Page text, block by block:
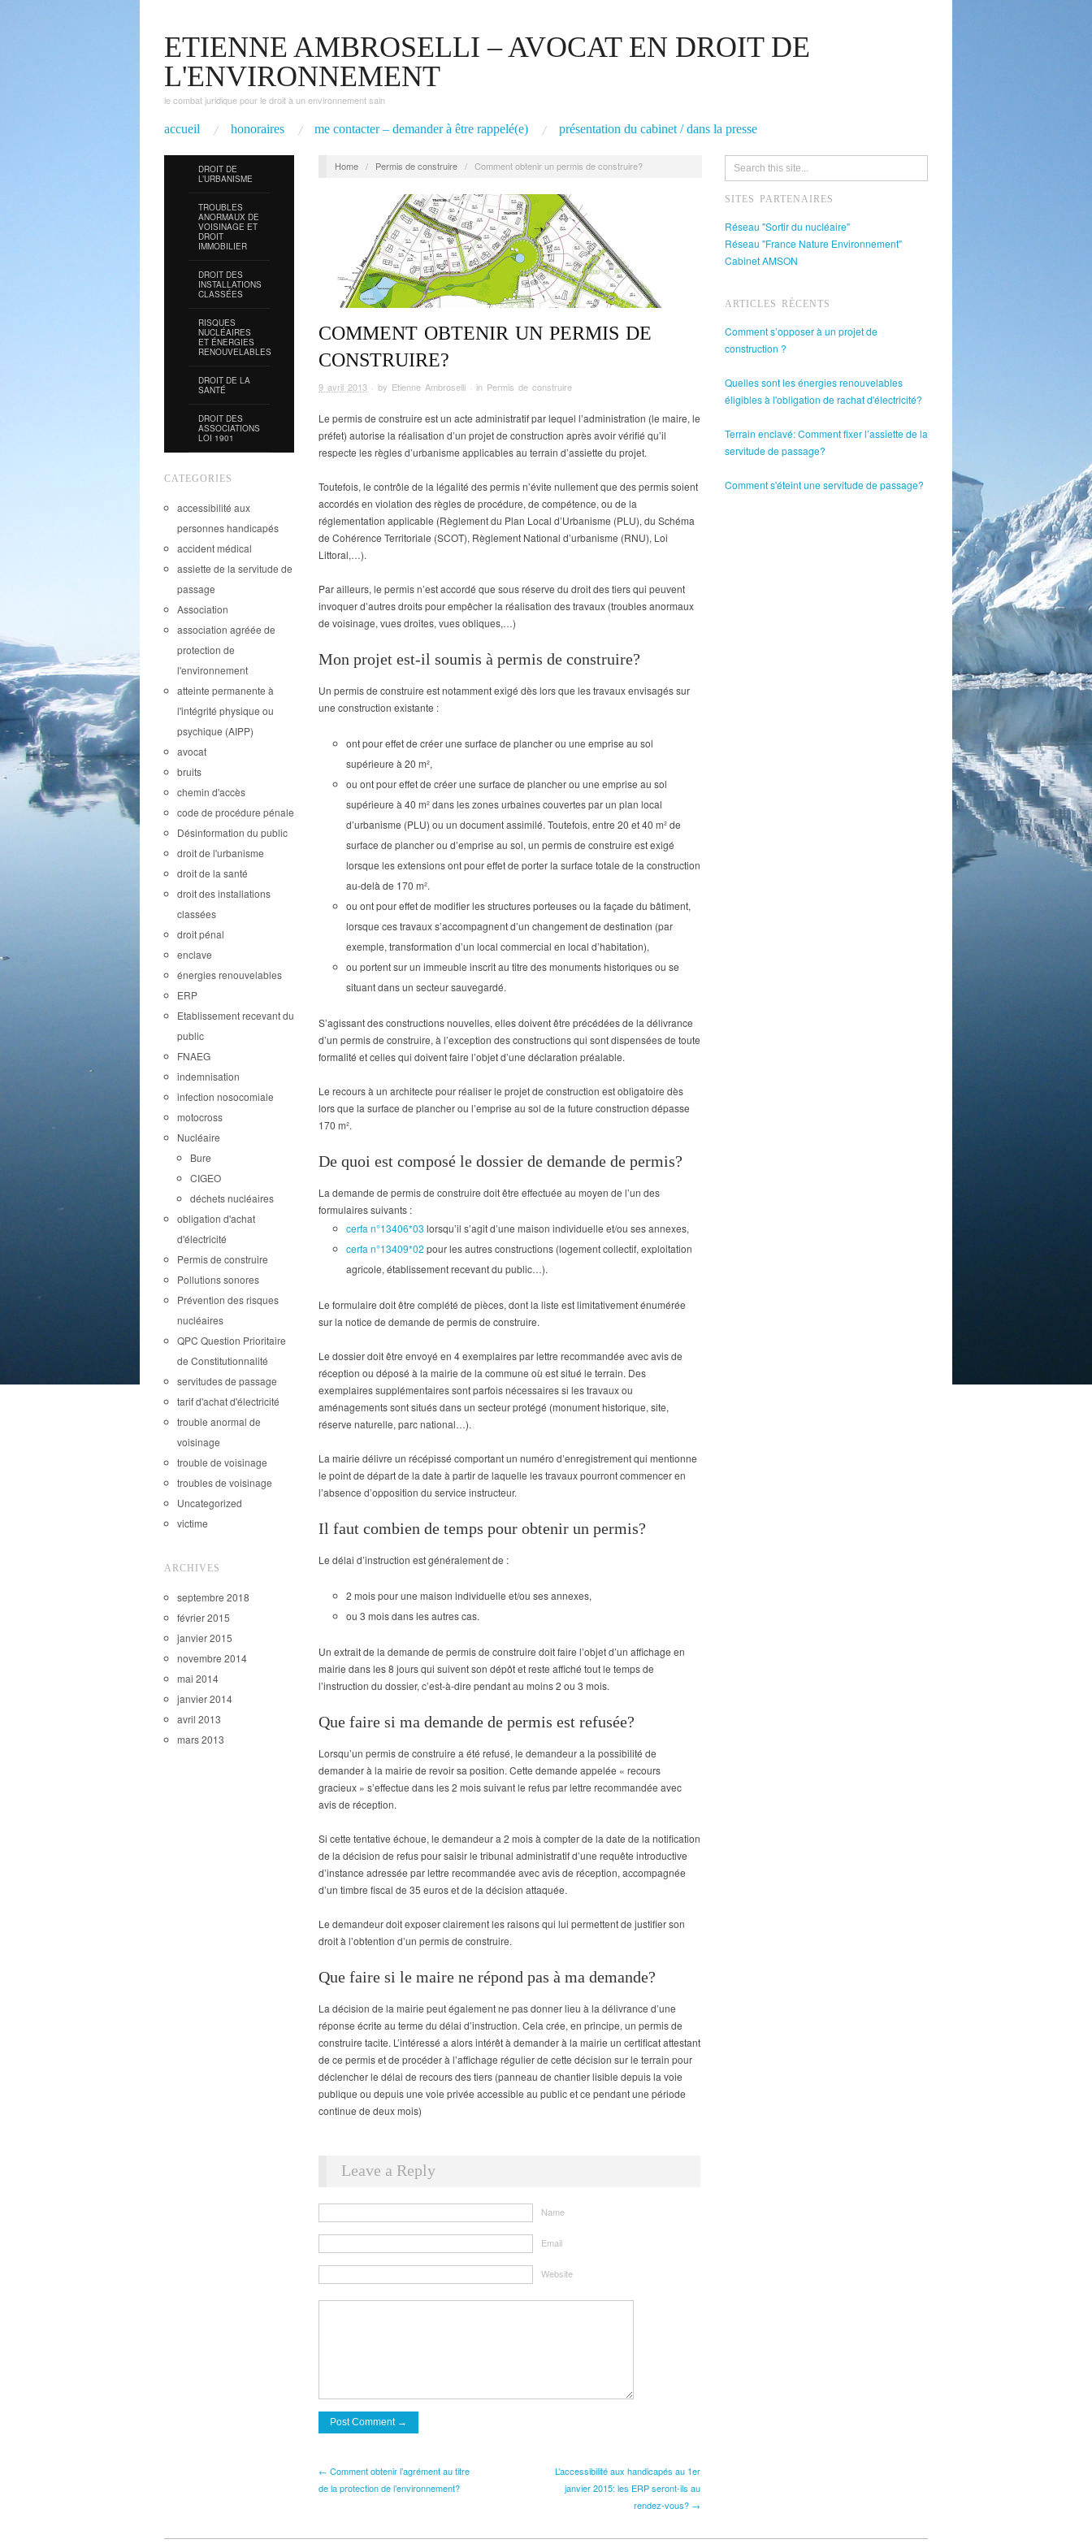
ETIENNE AMBROSELLI – AVOCAT EN DROIT DE
L'ENVIRONNEMENT
le combat juridique pour le droit à un environnement sain
accueil honoraires me contacter – demander à être rappelé(e) présentation du cabinet / dans la presse
DROIT DE
L’URBANISME
TROUBLES
ANORMAUX DE
VOISINAGE ET
DROIT
IMMOBILIER
DROIT DES
INSTALLATIONS
CLASSÉES
RISQUES
NUCLÉAIRES
ET ÉNERGIES
RENOUVELABLES
DROIT DE LA
SANTÉ
DROIT DES
ASSOCIATIONS
LOI 1901
CATEGORIES
accessibilité aux
personnes handicapés
accident médical
assiette de la servitude de
passage
Association
association agréée de
protection de
l'environnement
atteinte permanente à
l'intégrité physique ou
psychique (AIPP)
avocat
bruits
chemin d'accès
code de procédure pénale
Désinformation du public
droit de l'urbanisme
droit de la santé
droit des installations
classées
droit pénal
enclave
énergies renouvelables
ERP
Etablissement recevant du
public
FNAEG
indemnisation
infection nosocomiale
motocross
Nucléaire
Bure
CIGEO
déchets nucléaires
obligation d'achat
d'électricité
Permis de construire
Pollutions sonores
Prévention des risques
nucléaires
QPC Question Prioritaire
de Constitutionnalité
servitudes de passage
tarif d'achat d'électricité
trouble anormal de
voisinage
trouble de voisinage
troubles de voisinage
Uncategorized
victime
ARCHIVES
septembre 2018
février 2015
janvier 2015
novembre 2014
mai 2014
janvier 2014
avril 2013
mars 2013
Home / Permis de construire / Comment obtenir un permis de construire?
COMMENT OBTENIR UN PERMIS DE
CONSTRUIRE?
9 avril 2013 · by Etienne Ambroselli · in Permis de construire
Le permis de construire est un acte administratif par lequel l’administration (le maire, le
préfet) autorise la réalisation d’un projet de construction après avoir vérifié qu’il
respecte les règles d’urbanisme applicables au terrain d’assiette du projet.
Toutefois, le contrôle de la légalité des permis n’évite nullement que des permis soient
accordés en violation des règles de procédure, de compétence, ou de la
réglementation applicable (Règlement du Plan Local d’Urbanisme (PLU), du Schéma
de Cohérence Territoriale (SCOT), Règlement National d’urbanisme (RNU), Loi
Littoral,…).
Par ailleurs, le permis n’est accordé que sous réserve du droit des tiers qui peuvent
invoquer d’autres droits pour empêcher la réalisation des travaux (troubles anormaux
de voisinage, vues droites, vues obliques,…)
Mon projet est-il soumis à permis de construire?
Un permis de construire est notamment exigé dès lors que les travaux envisagés sur
une construction existante :
ont pour effet de créer une surface de plancher ou une emprise au sol
supérieure à 20 m²,
ou ont pour effet de créer une surface de plancher ou une emprise au sol
supérieure à 40 m² dans les zones urbaines couvertes par un plan local
d’urbanisme (PLU) ou un document assimilé. Toutefois, entre 20 et 40 m² de
surface de plancher ou d’emprise au sol, un permis de construire est exigé
lorsque les extensions ont pour effet de porter la surface totale de la construction
au-delà de 170 m².
ou ont pour effet de modifier les structures porteuses ou la façade du bâtiment,
lorsque ces travaux s’accompagnent d’un changement de destination (par
exemple, transformation d’un local commercial en local d’habitation),
ou portent sur un immeuble inscrit au titre des monuments historiques ou se
situant dans un secteur sauvegardé.
S’agissant des constructions nouvelles, elles doivent être précédées de la délivrance
d’un permis de construire, à l’exception des constructions qui sont dispensées de toute
formalité et celles qui doivent faire l’objet d’une déclaration préalable.
Le recours à un architecte pour réaliser le projet de construction est obligatoire dès
lors que la surface de plancher ou l’emprise au sol de la future construction dépasse
170 m².
De quoi est composé le dossier de demande de permis?
La demande de permis de construire doit être effectuée au moyen de l’un des
formulaires suivants :
cerfa n°13406*03 lorsqu’il s’agit d’une maison individuelle et/ou ses annexes,
cerfa n°13409*02 pour les autres constructions (logement collectif, exploitation
agricole, établissement recevant du public…).
Le formulaire doit être complété de pièces, dont la liste est limitativement énumérée
sur la notice de demande de permis de construire.
Le dossier doit être envoyé en 4 exemplaires par lettre recommandée avec avis de
réception ou déposé à la mairie de la commune où est situé le terrain. Des
exemplaires supplémentaires sont parfois nécessaires si les travaux ou
aménagements sont situés dans un secteur protégé (monument historique, site,
réserve naturelle, parc national…).
La mairie délivre un récépissé comportant un numéro d’enregistrement qui mentionne
le point de départ de la date à partir de laquelle les travaux pourront commencer en
l’absence d’opposition du service instructeur.
Il faut combien de temps pour obtenir un permis?
Le délai d’instruction est généralement de :
2 mois pour une maison individuelle et/ou ses annexes,
ou 3 mois dans les autres cas.
Un extrait de la demande de permis de construire doit faire l’objet d’un affichage en
mairie dans les 8 jours qui suivent son dépôt et reste affiché tout le temps de
l’instruction du dossier, c’est-à-dire pendant au moins 2 ou 3 mois.
Que faire si ma demande de permis est refusée?
Lorsqu’un permis de construire a été refusé, le demandeur a la possibilité de
demander à la mairie de revoir sa position. Cette demande appelée « recours
gracieux » s’effectue dans les 2 mois suivant le refus par lettre recommandée avec
avis de réception.
Si cette tentative échoue, le demandeur a 2 mois à compter de la date de la notification
de la décision de refus pour saisir le tribunal administratif d’une requête introductive
d’instance adressée par lettre recommandée avec avis de réception, accompagnée
d’un timbre fiscal de 35 euros et de la décision attaquée.
Le demandeur doit exposer clairement les raisons qui lui permettent de justifier son
droit à l’obtention d’un permis de construire.
Que faire si le maire ne répond pas à ma demande?
La décision de la mairie peut également ne pas donner lieu à la délivrance d’une
réponse écrite au terme du délai d’instruction. Cela crée, en principe, un permis de
construire tacite. L’intéressé a alors intérêt à demander à la mairie un certificat attestant
de ce permis et de procéder à l’affichage régulier de cette décision sur le terrain pour
déclencher le délai de recours des tiers (panneau de chantier lisible depuis la voie
publique ou depuis une voie privée accessible au public et ce pendant une période
continue de deux mois)
Leave a Reply
Name
Email
Website
← Comment obtenir l’agrément au titre
de la protection de l’environnement?
L’accessibilité aux handicapés au 1er
janvier 2015: les ERP seront-ils au
rendez-vous? →
SITES PARTENAIRES
Réseau "Sortir du nucléaire"
Réseau "France Nature Environnement"
Cabinet AMSON
ARTICLES RÉCENTS
Comment s’opposer à un projet de
construction ?
Quelles sont les énergies renouvelables
éligibles à l'obligation de rachat d'électricité?
Terrain enclavé: Comment fixer l’assiette de la
servitude de passage?
Comment s'éteint une servitude de passage?